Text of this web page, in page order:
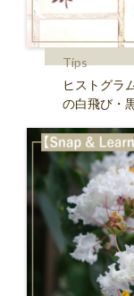
Tips
ヒストグラ
の白飛び・